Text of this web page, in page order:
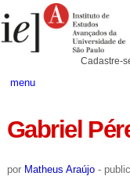
para
conteúdo.
Pessoais
Cadastre-
menu
Gabriel
por Matheus Araújo -